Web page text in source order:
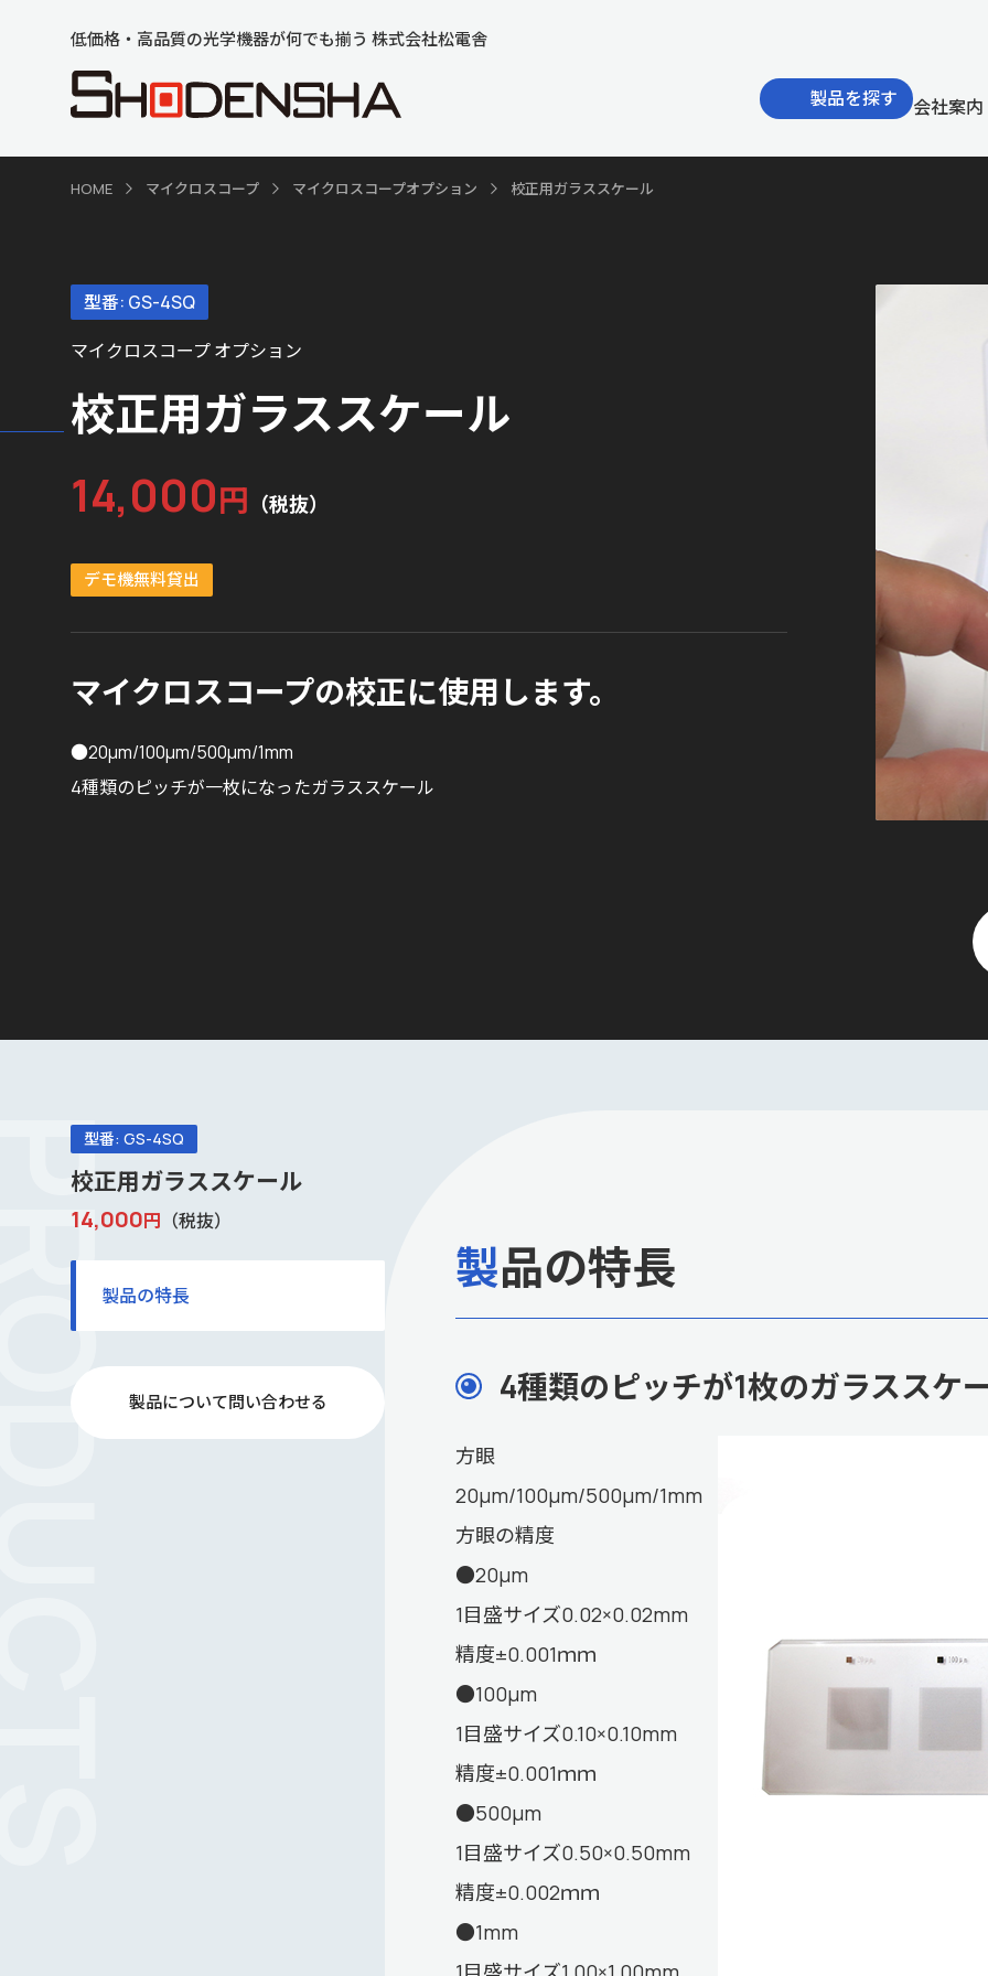
低価格・高品質の光学機器が何でも揃う 株式会社松電舎
製品を探す 会社案内
HOME マイクロスコープ マイクロスコープオプション 校正用ガラススケール
型番: GS-4SQ
マイクロスコープ オプション
校正用ガラススケール
14,000円 （税抜）
デモ機無料貸出
マイクロスコープの校正に使用します。
●20μm/100μm/500μm/1mm
4種類のピッチが一枚になったガラススケール
型番: GS-4SQ
校正用ガラススケール
14,000円 （税抜）
製品の特長
製品について問い合わせる
製品の特長
4種類のピッチが1枚のガラススケ
方眼
20μm/100μm/500μm/1mm
方眼の精度
●20μm
1目盛サイズ0.02×0.02mm
精度±0.001ｍｍ
●100μm
1目盛サイズ0.10×0.10mm
精度±0.001ｍｍ
●500μm
1目盛サイズ0.50×0.50mm
精度±0.002ｍｍ
●1mm